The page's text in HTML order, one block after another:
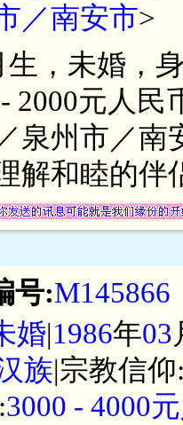
／南安市>
生，未婚，
2000元人
泉州市／
解和睦的伴
号:M145866
婚|1986年03
族|宗教信仰
3000 - 4000